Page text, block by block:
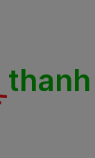
thanh